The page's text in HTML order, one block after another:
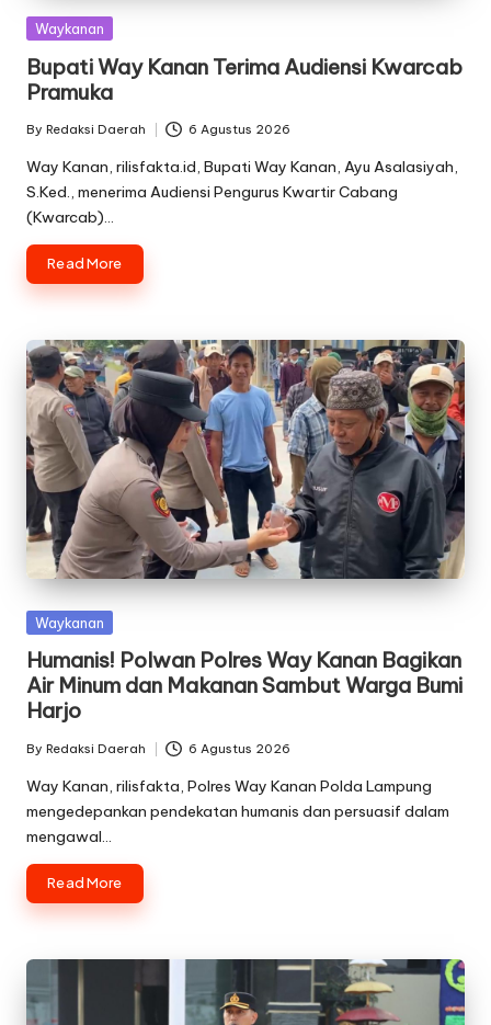
Posted
Waykanan
Bupati Way Kanan Terima Audiensi Kwarcab
Pramuka
Posted
by
By Redaksi Daerah 6 Agustus 2026
Way Kanan, rilisfakta.id, Bupati Way Kanan, Ayu Asalasiyah,
S.Ked., menerima Audiensi Pengurus Kwartir Cabang
(Kwarcab)…
Read More
Posted
Waykanan
Humanis! Polwan Polres Way Kanan Bagikan
Air Minum dan Makanan Sambut Warga Bumi
Harjo
Posted
by
By Redaksi Daerah 6 Agustus 2026
Way Kanan, rilisfakta, Polres Way Kanan Polda Lampung
mengedepankan pendekatan humanis dan persuasif dalam
mengawal…
Read More